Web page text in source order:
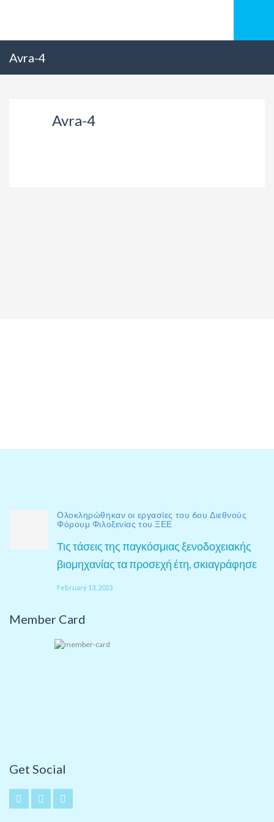
Avra-4
Avra-4
Ολοκληρώθηκαν οι εργασίες του 6ου Διεθνούς
Φόρουμ Φιλοξενίας του ΞΕΕ
Τις τάσεις της παγκόσμιας ξενοδοχειακής
βιομηχανίας τα προσεχή έτη, σκιαγράφησε
February 13, 2023
Member Card
Get Social